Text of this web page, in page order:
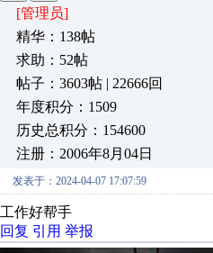
[管理员]
精华：138帖
求助：52帖
帖子：3603帖 | 22666回
年度积分：1509
历史总积分：154600
注册：2006年8月04日
发表于：2024-04-07 17:07:59
工作好帮手
回复 引用 举报